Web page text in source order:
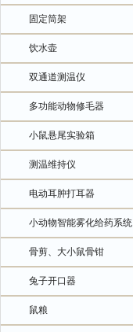
固定筒架
饮水壶
双通道测温仪
多功能动物修毛器
小鼠悬尾实验箱
测温维持仪
电动耳肿打耳器
小动物智能雾化给药系统
骨剪、大小鼠骨钳
兔子开口器
鼠粮